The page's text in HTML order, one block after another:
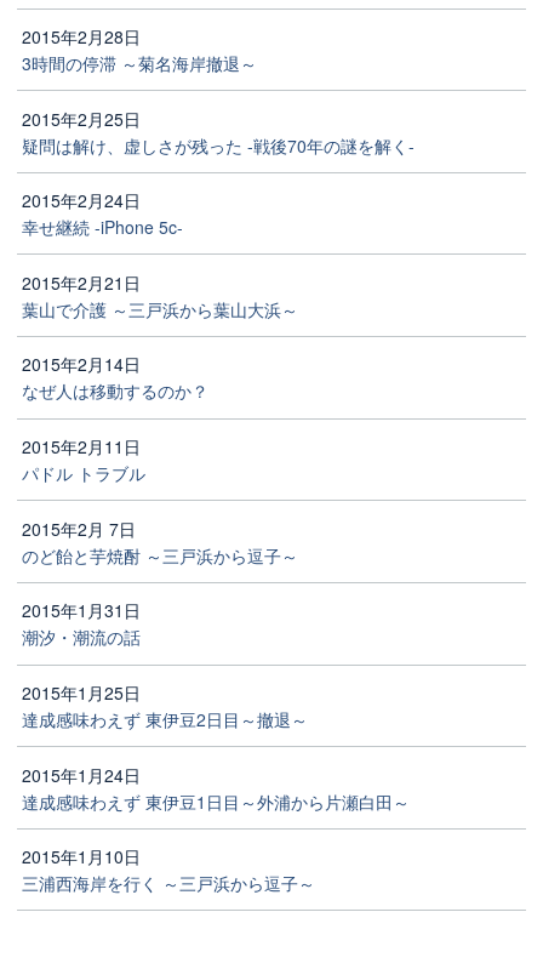
2015年2月28日
3時間の停滞 ～菊名海岸撤退～
2015年2月25日
疑問は解け、虚しさが残った -戦後70年の謎を解く-
2015年2月24日
幸せ継続 -iPhone 5c-
2015年2月21日
葉山で介護 ～三戸浜から葉山大浜～
2015年2月14日
なぜ人は移動するのか？
2015年2月11日
パドル トラブル
2015年2月 7日
のど飴と芋焼酎 ～三戸浜から逗子～
2015年1月31日
潮汐・潮流の話
2015年1月25日
達成感味わえず 東伊豆2日目～撤退～
2015年1月24日
達成感味わえず 東伊豆1日目～外浦から片瀬白田～
2015年1月10日
三浦西海岸を行く ～三戸浜から逗子～